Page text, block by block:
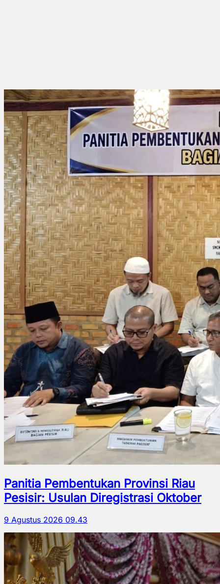
Panitia Pembentukan Provinsi Riau
Pesisir: Usulan Diregistrasi Oktober
9 Agustus 2026 09.43